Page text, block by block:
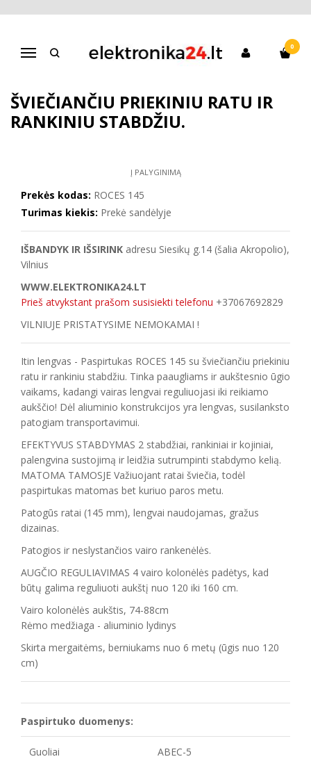
Navigacija
0
Pagrindinis Paspirtukai
Vaikams
stabdžiu.
ŠVIEČIANČIU PRIEKINIU RATU IR
RANKINIU STABDŽIU.
Į PALYGINIMĄ
Prekės kodas: ROCES 145
Turimas kiekis: Prekė sandėlyje
IŠBANDYK IR IŠSIRINK adresu Siesikų g.14 (šalia Akropolio),
Vilnius
WWW.ELEKTRONIKA24.LT
Prieš atvykstant prašom susisiekti telefonu +37067692829
VILNIUJE PRISTATYSIME NEMOKAMAI !
Itin lengvas - Paspirtukas ROCES 145 su šviečiančiu priekiniu
ratu ir rankiniu stabdžiu. Tinka paaugliams ir aukštesnio ūgio
vaikams, kadangi vairas lengvai reguliuojasi iki reikiamo
aukščio! Dėl aliuminio konstrukcijos yra lengvas, susilanksto
patogiam transportavimui.
EFEKTYVUS STABDYMAS 2 stabdžiai, rankiniai ir kojiniai,
palengvina sustojimą ir leidžia sutrumpinti stabdymo kelią.
MATOMA TAMOSJE Važiuojant ratai šviečia, todėl
paspirtukas matomas bet kuriuo paros metu.
Patogūs ratai (145 mm), lengvai naudojamas, gražus
dizainas.
Patogios ir neslystančios vairo rankenėlės.
AUGČIO REGULIAVIMAS 4 vairo kolonėlės padėtys, kad
būtų galima reguliuoti aukštį nuo 120 iki 160 cm.
Vairo kolonėlės aukštis, 74-88cm
Rėmo medžiaga - aliuminio lydinys
Skirta mergaitėms, berniukams nuo 6 metų (ūgis nuo 120
cm)
Paspirtuko duomenys:
Guoliai ABEC-5